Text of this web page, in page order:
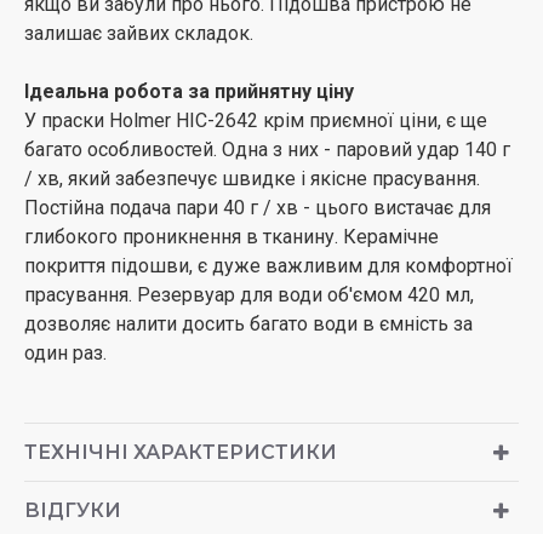
залишає зайвих складок.
Ідеальна робота за прийнятну ціну
У праски Holmer HIC-2642 крім приємної ціни, є ще
багато особливостей. Одна з них - паровий удар 140 г
/ хв, який забезпечує швидке і якісне прасування.
Постійна подача пари 40 г / хв - цього вистачає для
глибокого проникнення в тканину. Керамічне
покриття підошви, є дуже важливим для комфортної
прасування. Резервуар для води об'ємом 420 мл,
дозволяє налити досить багато води в ємність за
один раз.
ТЕХНІЧНІ ХАРАКТЕРИСТИКИ
ВІДГУКИ